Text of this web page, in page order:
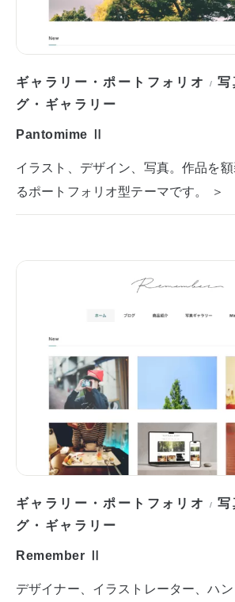
ギャラリー・ポートフォリオ /
グ・ギャラリー
Pantomime Ⅱ
イラスト、デザイン、写真。作品を
るポートフォリオ型テーマです。 ＞
ギャラリー・ポートフォリオ /
グ・ギャラリー
Remember Ⅱ
デザイナー、イラストレーター、ハ